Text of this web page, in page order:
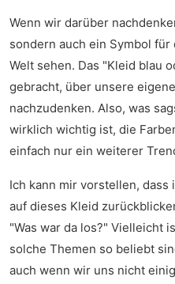
Wenn wir darüber
sondern auch ein Symbol
Welt sehen. Das "Kleid blau
gebracht, über unsere
nachzudenken. Also, was
wirklich wichtig ist, die
einfach nur ein weiterer
Ich kann mir vorstellen,
auf dieses Kleid
"Was war da los?" Vielleicht
solche Themen so beliebt
auch wenn wir uns nicht